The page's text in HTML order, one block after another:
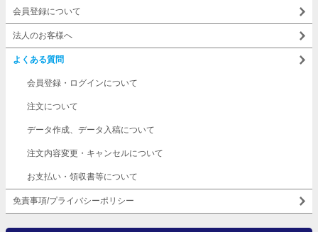
会員登録について
法人のお客様へ
よくある質問
会員登録・ログインについて
注文について
データ作成、データ入稿について
注文内容変更・キャンセルについて
お支払い・領収書等について
免責事項/プライバシーポリシー